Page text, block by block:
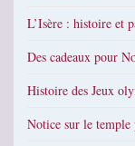
L’Isère : histoire et
Des cadeaux pour
Histoire des Jeux
Notice sur le temple